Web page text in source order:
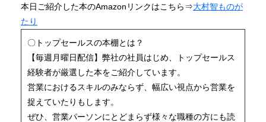
本日ご紹介した本のAmazonリンクはこちら⇒大村智ものが
たり
〇トップセールスの本棚とは？
【毎週月曜日配信】弊社の社員はじめ、トップセールス
経験者が厳選した本をご紹介しています。
営業におけるスキルのみならず、幅広い視点から営業を
捉えていたりもします。
ぜひ、営業パーソンにとどまらず様々な職種の方にも読